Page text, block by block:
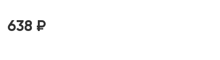
638 ₽